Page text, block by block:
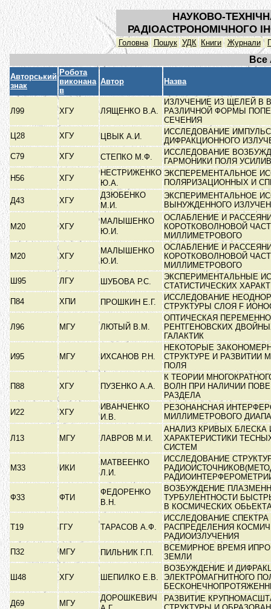
НАУКОВО-
РАДІОАСТРОНОМІЧНОГО
Головна Пошук УДК Книги Журнали
Все
Авторський
знак
Робота
виконана
в
Автор Назва
Л99 ХГУ ЛЯЩЕНКО В.А.
ИЗЛУЧЕНИЕ ИЗ ЩЕЛЕЙ В
РАЗЛИЧНОЙ ФОРМЫ
СЕЧЕНИЯ
Ц28
ХГУ ЦВЫК А.И.
ИССЛЕДОВАНИЕ
ДИФРАКЦИОННОГО
С79
ХГУ СТЕПКО М.Ф.
ИССЛЕДОВАНИЕ
ГАРМОНИКИ ПОЛЯ
Н56
ХГУ
НЕСТРИЖЕНКО
Ю.А.
ЭКСПЕРЕМЕНТАЛЬНОЕ
ПОЛЯРИЗАЦИОННЫХ И
Д43
ХГУ
ДЗЮБЕНКО
М.И.
ЭКСПЕРИМЕНТАЛЬНОЕ
ВЫНУЖДЕННОГО
М20 ХГУ
МАЛЫШЕНКО
Ю.И.
ОСЛАБЛЕНИЕ И
КОРОТКОВОЛНОВОЙ
МИЛЛИМЕТРОВОГО
М20 ХГУ
МАЛЫШЕНКО
Ю.И.
ОСЛАБЛЕНИЕ И
КОРОТКОВОЛНОВОЙ
МИЛЛИМЕТРОВОГО
Ш95
ЛГУ ШУБОВА Р.С.
ЭКСПЕРИМЕНТАЛЬНЫЕ
СТАТИСТИЧЕСКИХ
П84
ХПИ ПРОШКИН Е.Г.
ИССЛЕДОВАНИЕ
СТРУКТУРЫ СЛОЯ F
Л96 МГУ ЛЮТЫЙ В.М.
ОПТИЧЕСКАЯ
РЕНТГЕНОВСКИХ
ГАЛАКТИК
И95 МГУ ИХСАНОВ Р.Н.
НЕКОТОРЫЕ
СТРУКТУРЕ И РАЗВИТИИ
ПОЛЯ
П88 ХГУ ПУЗЕНКО А.А.
К ТЕОРИИ
ВОЛН ПРИ НАЛИЧИИ
РАЗДЕЛА
И22
ХГУ
ИВАНЧЕНКО
И.В.
РЕЗОНАНСНАЯ
МИЛЛИМЕТРОВОГО
Л13 МГУ ЛАВРОВ М.И.
АНАЛИЗ КРИВЫХ БЛЕСКА
ХАРАКТЕРИСТИКИ
СИСТЕМ
М33 ИКИ
МАТВЕЕНКО
Л.И.
ИССЛЕДОВАНИЕ
Ф33 ФТИ
ФЕДОРЕНКО
В.Н.
ВОЗБУЖДЕНИЕ
ТУРБУЛЕНТНОСТИ
В КОСМИЧЕСКИХ
Т19 ГГУ ТАРАСОВ А.Ф.
ИССЛЕДОВАНИЕ СПЕКТРА
РАСПРЕДЕЛЕНИЯ
РАДИОИЗЛУЧЕНИЯ
П32
МГУ ПИЛЬНИК Г.П.
ВСЕМИРНОЕ ВРЕМЯ
ЗЕМЛИ
Ш48 ХГУ ШЕПИЛКО Е.В.
ВОЗБУЖДЕНИЕ И
ЭЛЕКТРОМАГНИТНОГО
Д69
МГУ
ДОРОШКЕВИЧ
РАЗВИТИЕ